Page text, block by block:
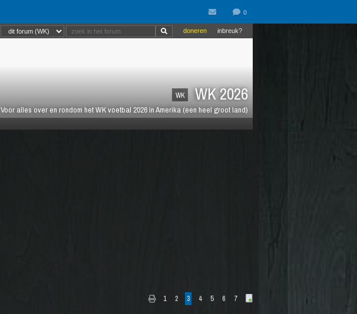
WK WK 2026
Voor alles over en rondom het WK voetbal 2026 in Amerika (een heel groot land)
inbreuk?
doneren
1 2 3 4 5 6 7